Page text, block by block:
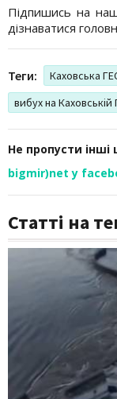
Підпишись на
дізнаватися
Теги: Каховська
вибух на Каховській
Не пропусти інші
bigmir)net у
Статті на